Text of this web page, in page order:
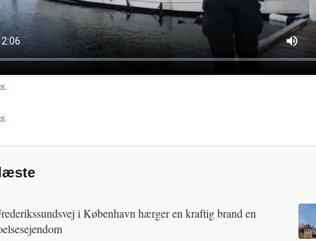
i København hærger en kraftig brand en